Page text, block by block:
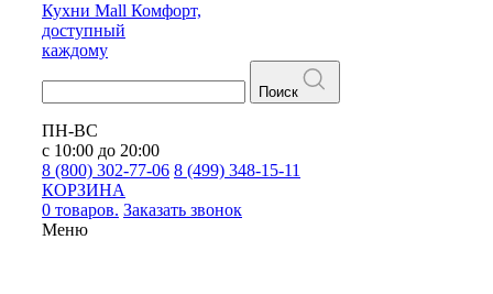
Кухни Mall Комфорт,
доступный
каждому
Поиск
ПН-ВС
с 10:00 до 20:00
8 (800) 302-77-06 8 (499) 348-15-11
КОРЗИНА
0 товаров. Заказать звонок
Меню